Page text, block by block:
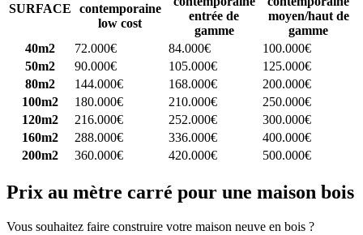
SURFACE
contemporaine
low cost
entrée de
gamme
moyen/haut de
gamme
40m2
72.000€ 84.000€
100.000€
50m2
90.000€ 105.000€
125.000€
80m2
144.000€ 168.000€
200.000€
100m2
180.000€ 210.000€
250.000€
120m2
216.000€ 252.000€
300.000€
160m2
288.000€ 336.000€
400.000€
200m2
360.000€ 420.000€ 500.000€
Prix au mètre carré pour une maison bois
Vous souhaitez faire construire votre maison neuve en bois ?